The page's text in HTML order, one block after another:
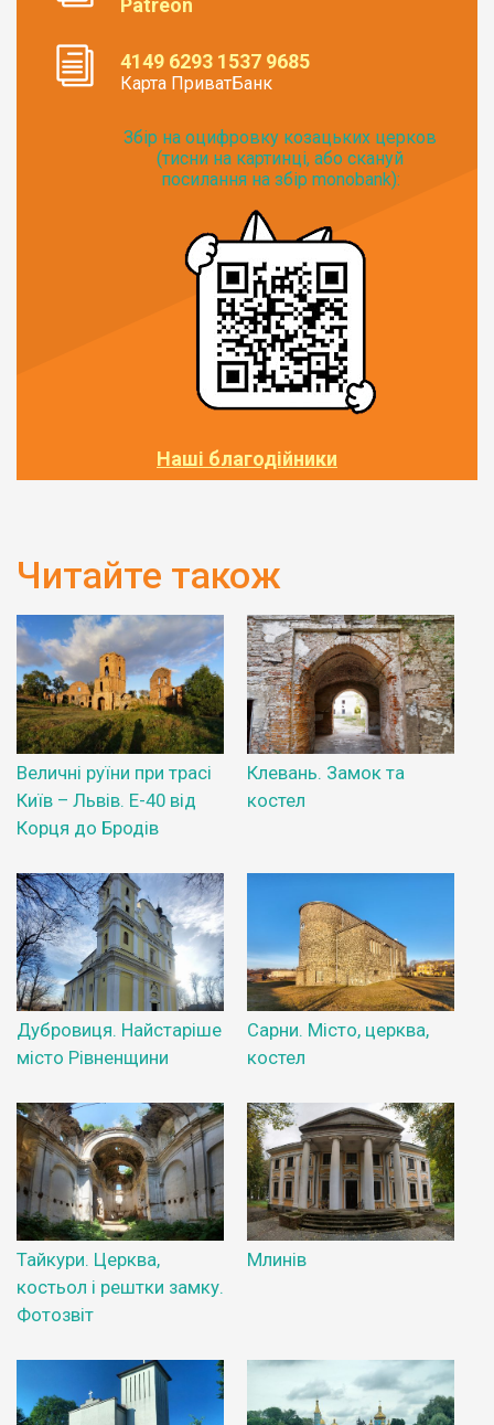
Patreon
4149 6293 1537 9685
Карта ПриватБанк
Збір на оцифровку козацьких церков
(тисни на картинці, або скануй
посилання на збір monobank):
Наші благодійники
Читайте також
Величні руїни при трасі
Київ – Львів. Е-40 від
Корця до Бродів
Клевань. Замок та
костел
Дубровиця. Найстаріше
місто Рівненщини
Сарни. Місто, церква,
костел
Тайкури. Церква,
костьол і рештки замку.
Фотозвіт
Млинів